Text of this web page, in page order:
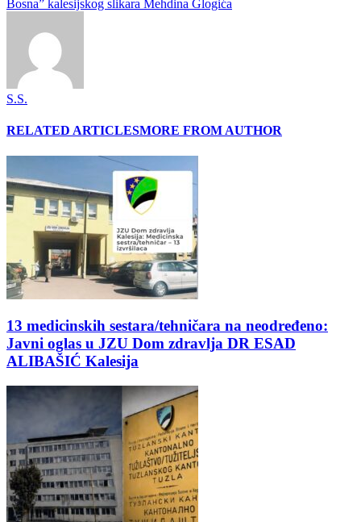
Bosna” kalesijskog slikara Mehdina Glogića
S.S.
RELATED ARTICLESMORE FROM AUTHOR
13 medicinskih sestara/tehničara na neodređeno:
Javni oglas u JZU Dom zdravlja DR ESAD
ALIBAŠIĆ Kalesija